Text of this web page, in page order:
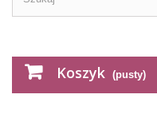
Koszyk (pusty)